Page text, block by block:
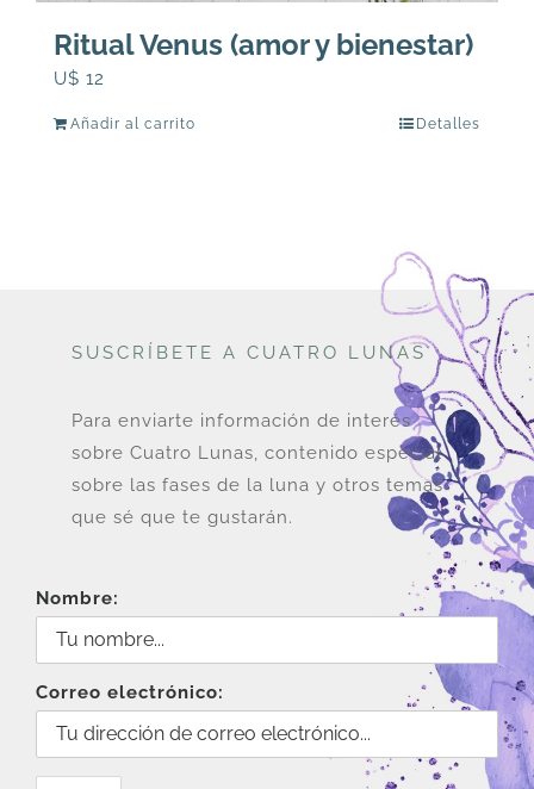
Ritual Venus (amor y bienestar)
U$ 12
Añadir al carrito Detalles
SUSCRÍBETE A CUATRO LUNAS
Para enviarte información de interés
sobre Cuatro Lunas, contenido especial
sobre las fases de la luna y otros temas
que sé que te gustarán.
Nombre:
Correo electrónico: